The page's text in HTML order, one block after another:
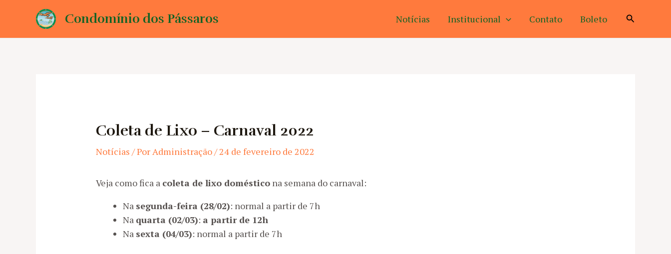
Condomínio dos Pássaros Notícias Institucional Contato Boleto Pesquisar
Coleta de Lixo – Carnaval 2022
Notícias / PorAdministração/24 de fevereiro de 2022
Veja como fica a coleta de lixo doméstico na semana do carnaval:
Na segunda-feira (28/02): normal a partir de 7h
Na quarta (02/03): a partir de 12h
Na sexta (04/03): normal a partir de 7h